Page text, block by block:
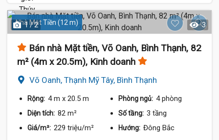
Nhà Mặt Tiền (12 m)
1 / 2 3
Bán nhà Mặt tiền, Võ Oanh, Bình Thạnh, 82
m² (4m x 20.5m), Kinh doanh
Võ Oanh, Thạnh Mỹ Tây, Bình Thạnh
Rộng: 4 m x 20.5 m Phòng ngủ: 4 phòng
Diện tích: 82 m² Số tầng: 3 tầng
Giá/m²: 229 triệu/m² Hướng: Đông Bắc